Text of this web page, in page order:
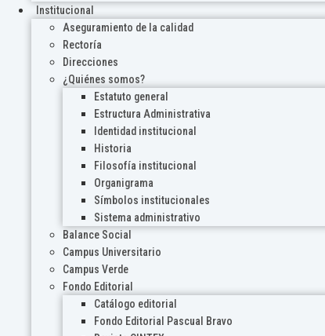
Institucional
Aseguramiento de la calidad
Rectoría
Direcciones
¿Quiénes somos?
Estatuto general
Estructura Administrativa
Identidad institucional
Historia
Filosofía institucional
Organigrama
Símbolos institucionales
Sistema administrativo
Balance Social
Campus Universitario
Campus Verde
Fondo Editorial
Catálogo editorial
Fondo Editorial Pascual Bravo